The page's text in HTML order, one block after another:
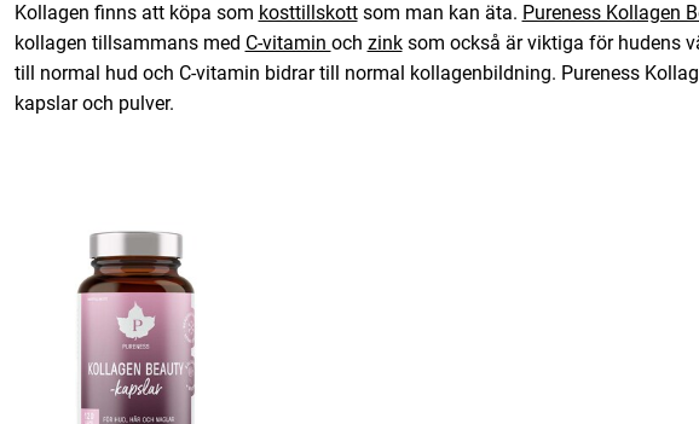
Kollagen finns att köpa som kosttillskottsom man kan äta. Pureness Kollagen
kollagen tillsammans med C-vitamin och zinksom också är viktiga för hudens
till normal hud och C-vitamin bidrar till normal kollagenbildning. Pureness
kapslar och pulver.